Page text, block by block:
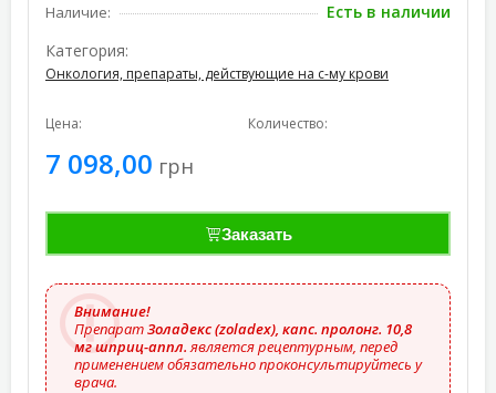
Наличие:
Есть в наличии
Категория:
Онкология, препараты, действующие на с-му крови
Цена:
7 098,00 грн
Количество:
Заказать
Внимание!
ПрепаратЗоладекс (zoladex), капс. пролонг. 10,8
мг шприц-аппл.является рецептурным, перед
применением обязательно проконсультируйтесь у
врача.